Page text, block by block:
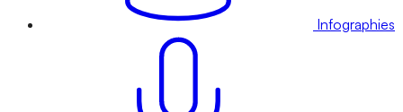
Infographies